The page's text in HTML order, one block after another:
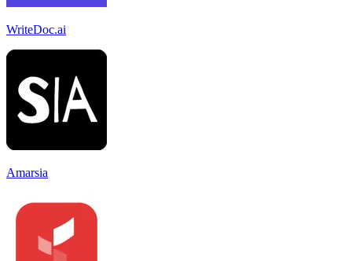
WriteDoc.ai
Amarsia